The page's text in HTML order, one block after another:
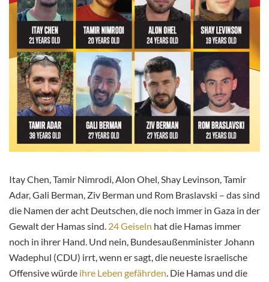
Itay Chen, Tamir Nimrodi, Alon Ohel, Shay Levinson, Tamir
Adar, Gali Berman, Ziv Berman und Rom Braslavski – das sind
die Namen der acht Deutschen, die noch immer in Gaza in der
Gewalt der Hamas sind. 24 Geiseln hat die Hamas immer
noch in ihrer Hand. Und nein, Bundesaußenminister Johann
Wadephul (CDU) irrt, wenn er sagt, die neueste israelische
Offensive würde ihre Leben gefährden. Die Hamas und die